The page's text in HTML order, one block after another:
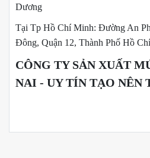
Dương
Tại Tp Hồ Chí Minh: Đường An
Đông, Quận 12, Thành Phố Hồ
CÔNG TY SẢN XUẤT
NAI - UY TÍN TẠO NÊN